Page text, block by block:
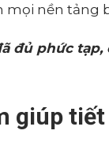
nền tảng
đủ phức
giúp